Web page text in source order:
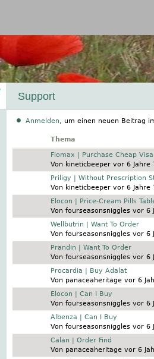
Support
Anmelden, um einen neuen Beitrag
Thema
Normales ThemaFlomax | Purchase Cheap
Von kineticbeepervor 6 Jahre
Normales ThemaPriligy | Without Prescription
Von kineticbeepervor 6 Jahre
Normales ThemaElocon | Price-Cream Pills
Von fourseasonsnigglesvor 6
Normales ThemaWellbutrin | Want To Order
Von fourseasonsnigglesvor 6
Normales ThemaPrandin | Want To Order
Von fourseasonsnigglesvor 6
Normales ThemaProcardia | Buy Adalat
Von panaceaheritagevor 6
Normales ThemaElocon | Can I Buy
Von fourseasonsnigglesvor 6
Normales ThemaAlbenza | Can I Buy
Von fourseasonsnigglesvor 6
Normales ThemaCalan | Order Find
Von panaceaheritagevor 6